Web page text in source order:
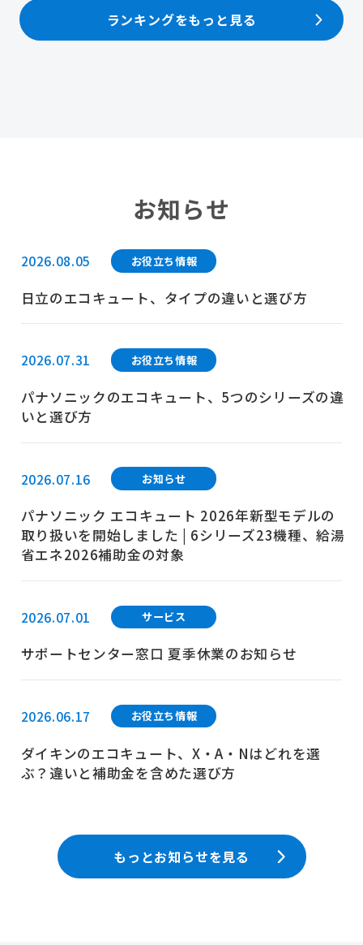
ランキングをもっと見る
お知らせ
2026.08.05 お役立ち情報
日立のエコキュート、タイプの違いと選び方
2026.07.31 お役立ち情報
パナソニックのエコキュート、5つのシリーズの違
いと選び方
2026.07.16 お知らせ
パナソニック エコキュート 2026年新型モデルの
取り扱いを開始しました | 6シリーズ23機種、給湯
省エネ2026補助金の対象
2026.07.01 サービス
サポートセンター窓口 夏季休業のお知らせ
2026.06.17 お役立ち情報
ダイキンのエコキュート、X・A・Nはどれを選
ぶ？違いと補助金を含めた選び方
もっとお知らせを見る